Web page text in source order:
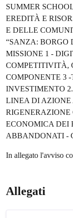
SUMMER
EREDITÀ E
E DELLE
“SANZA: BORGO
MISSIONE 1 -
COMPETITIVITÀ,
COMPONENTE 3
INVESTIMENTO
LINEA DI AZIONE
ECONOMICA DEI
ABBANDONATI -
In allegato l'avviso
Allegati